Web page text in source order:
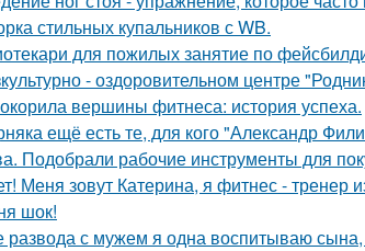
стильных купальников с WB.
для пожилых занятие по
- оздоровительном центре
вершины фитнеса: история успеха.
ещё есть те, для кого "Александр
Подобрали рабочие инструменты для
Меня зовут Катерина, я фитнес - тренер
шок!
развода с мужем я одна воспитываю сына,